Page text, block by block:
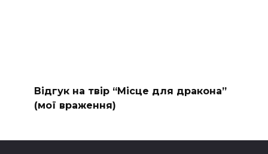
Відгук на твір “Місце для дракона”
(мої враження)